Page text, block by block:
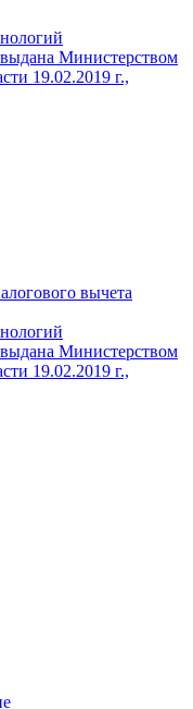
Министерством
19.02.2019 г.,
вычета
Министерством
19.02.2019 г.,